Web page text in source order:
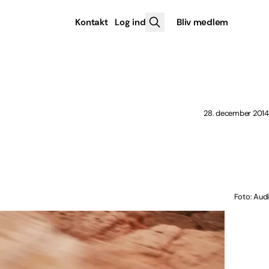
Kontakt Log ind Bliv medlem
28. december 2014
Foto: Audi